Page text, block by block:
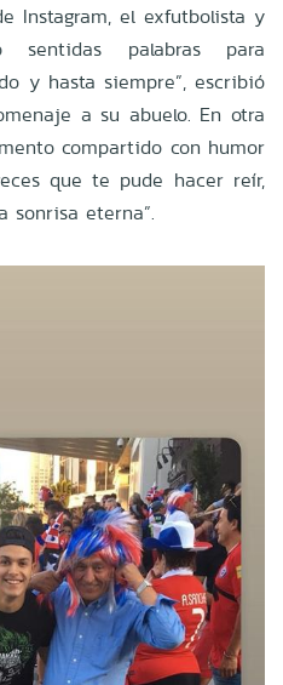
Instagram, el exfutbolista y
sentidas palabras para
y hasta siempre”, escribió
a su abuelo. En otra
compartido con humor
que te pude hacer reír,
sonrisa eterna”.